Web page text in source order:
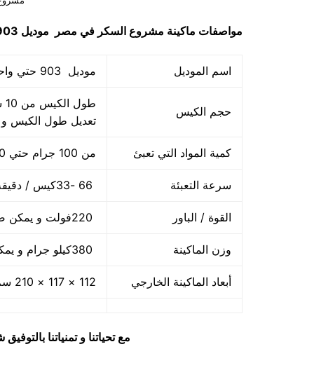
مواصفات ماكينة مشروع السكر في مصر موديل 903 حتي واحد كيلو ماركة مهندس منسي
اسم الموديل موديل 903 حتي واحد كيلو ماركة المهندس منسي
حجم الكيس
تعديل طول الكيس
كمية المواد التي تعبئ من 100 جرام حتي 1000 جرام واحد كيلو
سرعة التعبئة
القوة / الباور
وزن الماكينة
أبعاد الماكينة الخارجي 112 × 117 × 210 سم و يمكن فك الماكينة و تركيبها في اي مكان
مع تحياتنا و تمنياتنا